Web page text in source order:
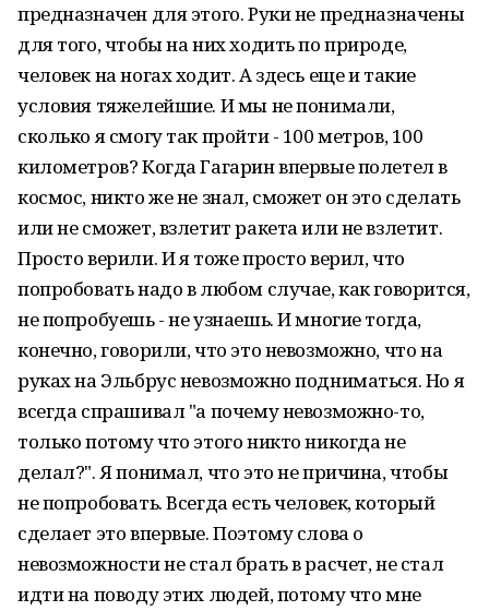
предназначен для этого. Руки не предназначены
для того, чтобы на них ходить по природе,
человек на ногах ходит. А здесь еще и такие
условия тяжелейшие. И мы не понимали,
сколько я смогу так пройти - 100 метров, 100
километров? Когда Гагарин впервые полетел в
космос, никто же не знал, сможет он это сделать
или не сможет, взлетит ракета или не взлетит.
Просто верили. И я тоже просто верил, что
попробовать надо в любом случае, как говорится,
не попробуешь - не узнаешь. И многие тогда,
конечно, говорили, что это невозможно, что на
руках на Эльбрус невозможно подниматься. Но я
всегда спрашивал "а почему невозможно-то,
только потому что этого никто никогда не
делал?". Я понимал, что это не причина, чтобы
не попробовать. Всегда есть человек, который
сделает это впервые. Поэтому слова о
невозможности не стал брать в расчет, не стал
идти на поводу этих людей, потому что мне